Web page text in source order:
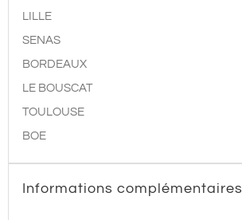
LILLE
SENAS
BORDEAUX
LE BOUSCAT
TOULOUSE
BOE
Informations complémentaires